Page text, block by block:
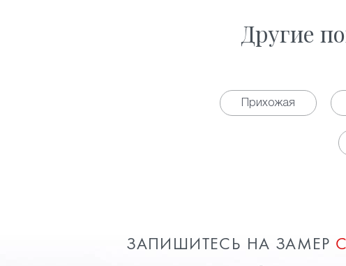
Другие
Прихожая
ЗАПИШИТЕСЬ НА ЗАМЕР